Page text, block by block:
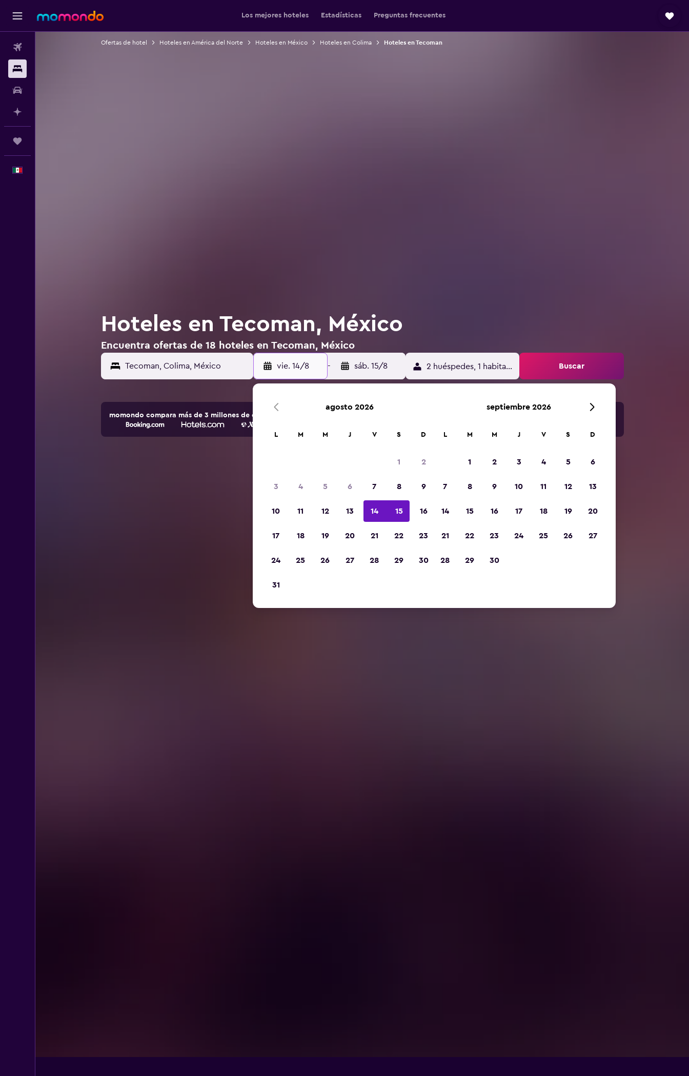
Los mejores hoteles Estadísticas Preguntas frecuentes
Ofertas de hotel Hoteles en América del Norte Hoteles en México Hoteles en Colima Hoteles en Tecoman
Hoteles en Tecoman, México
Encuentra ofertas de 18 hoteles en Tecoman, México
vie. 14/8 - sáb. 15/8 2 huéspedes, 1 habitación Buscar
momondo compara más de 3 millones de opciones de hoteles y alojamientos.
agosto 2026
L M M J V S D
1 2
3 4 5 6 7 8 9
10 11 12 13 14 15 16
17 18 19 20 21 22 23
24 25 26 27 28 29 30
31
septiembre 2026
L M M J V S D
1 2 3 4 5 6
7 8 9 10 11 12 13
14 15 16 17 18 19 20
21 22 23 24 25 26 27
28 29 30